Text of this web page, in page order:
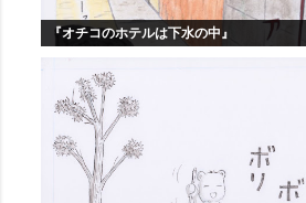
『オチコのホテルは下水の中』